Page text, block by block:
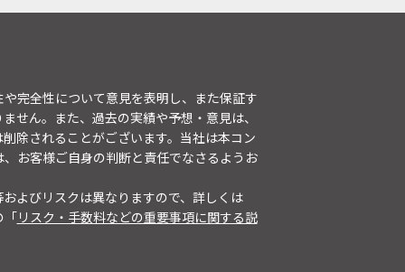
完全性について意見を表明し、また保証す
せん。また、過去の実績や予想・意見は、
除されることがございます。当社は本コン
お客様ご自身の判断と責任でなさるようお
よびリスクは異なりますので、詳しくは
「リスク・手数料などの重要事項に関する説